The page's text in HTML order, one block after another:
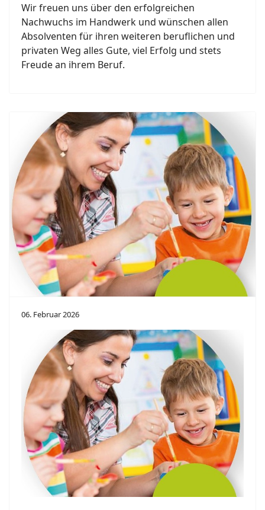
Wir freuen uns über den erfolgreichen
Nachwuchs im Handwerk und wünschen allen
Absolventen für ihren weiteren beruflichen und
privaten Weg alles Gute, viel Erfolg und stets
Freude an ihrem Beruf.
06. Februar 2026